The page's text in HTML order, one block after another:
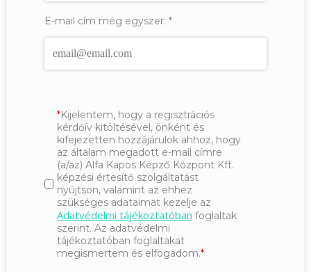
E-mail cím még egyszer: *
Kijelentem, hogy a regisztrációs
kérdőív kitöltésével, önként és
kifejezetten hozzájárulok ahhoz, hogy
az általam megadott e-mail címre
(a/az) Alfa Kapos Képző Központ Kft.
képzési értesítő szolgáltatást
nyújtson, valamint az ehhez
szükséges adataimat kezelje az
Adatvédelmi tájékoztatóban foglaltak
szerint. Az adatvédelmi
tájékoztatóban foglaltakat
megismertem és elfogadom.